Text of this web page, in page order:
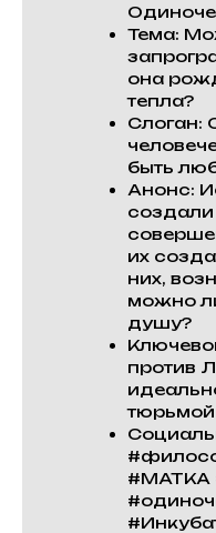
Тема:
она
тепла?
Слоган:
быть
Анонс:
их
них,
можно
душу?
против
#МАТКА